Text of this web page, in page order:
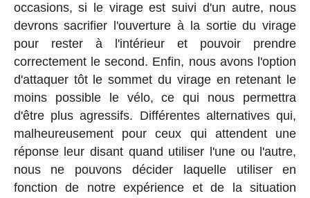
occasions, si le virage est suivi d'un autre, nous
devrons sacrifier l'ouverture à la sortie du virage
pour rester à l'intérieur et pouvoir prendre
correctement le second. Enfin, nous avons l'option
d'attaquer tôt le sommet du virage en retenant le
moins possible le vélo, ce qui nous permettra
d'être plus agressifs. Différentes alternatives qui,
malheureusement pour ceux qui attendent une
réponse leur disant quand utiliser l'une ou l'autre,
nous ne pouvons décider laquelle utiliser en
fonction de notre expérience et de la situation